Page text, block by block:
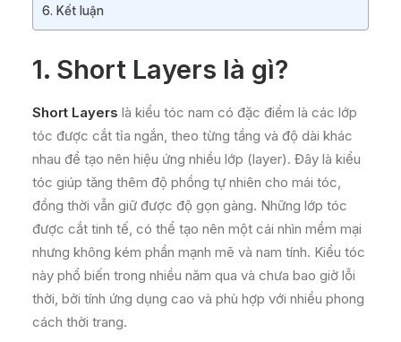
6. Kết luận
1. Short Layers là gì?
Short Layers là kiểu tóc nam có đặc điểm là các lớp
tóc được cắt tỉa ngắn, theo từng tầng và độ dài khác
nhau để tạo nên hiệu ứng nhiều lớp (layer). Đây là kiểu
tóc giúp tăng thêm độ phồng tự nhiên cho mái tóc,
đồng thời vẫn giữ được độ gọn gàng. Những lớp tóc
được cắt tinh tế, có thể tạo nên một cái nhìn mềm mại
nhưng không kém phần mạnh mẽ và nam tính. Kiểu tóc
này phổ biến trong nhiều năm qua và chưa bao giờ lỗi
thời, bởi tính ứng dụng cao và phù hợp với nhiều phong
cách thời trang.